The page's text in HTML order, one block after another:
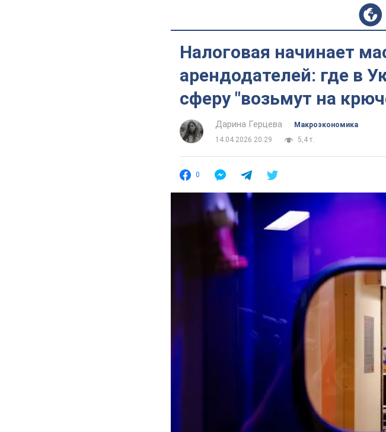
Налоговая начинает
арендодателей: где в
сферу "возьмут на
Дарина Герцева
Mакроэкономика
14.04.2026 20:29
5,4 т.
0